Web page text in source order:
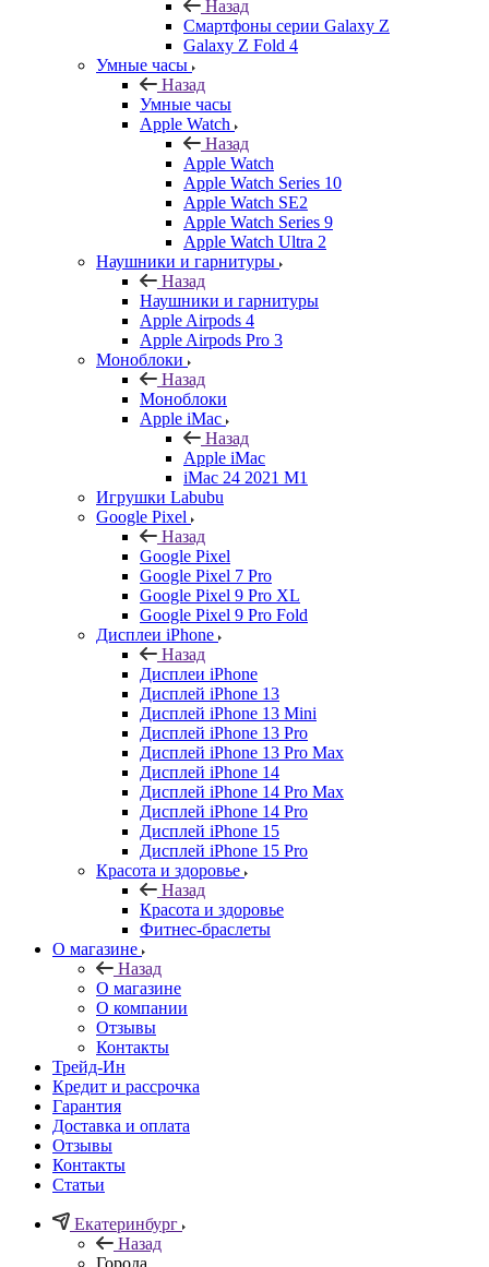
Назад
Смартфоны серии Galaxy Z
Galaxy Z Fold 4
Умные часы
Назад
Умные часы
Apple Watch
Назад
Apple Watch
Apple Watch Series 10
Apple Watch SE2
Apple Watch Series 9
Apple Watch Ultra 2
Наушники и гарнитуры
Назад
Наушники и гарнитуры
Apple Airpods 4
Apple Airpods Pro 3
Моноблоки
Назад
Моноблоки
Apple iMac
Назад
Apple iMac
iMac 24 2021 M1
Игрушки Labubu
Google Pixel
Назад
Google Pixel
Google Pixel 7 Pro
Google Pixel 9 Pro XL
Google Pixel 9 Pro Fold
Дисплеи iPhone
Назад
Дисплеи iPhone
Дисплей iPhone 13
Дисплей iPhone 13 Mini
Дисплей iPhone 13 Pro
Дисплей iPhone 13 Pro Max
Дисплей iPhone 14
Дисплей iPhone 14 Pro Max
Дисплей iPhone 14 Pro
Дисплей iPhone 15
Дисплей iPhone 15 Pro
Красота и здоровье
Назад
Красота и здоровье
Фитнес-браслеты
О магазине
Назад
О магазине
О компании
Отзывы
Контакты
Трейд-Ин
Кредит и рассрочка
Гарантия
Доставка и оплата
Отзывы
Контакты
Статьи
Екатеринбург
Назад
Города